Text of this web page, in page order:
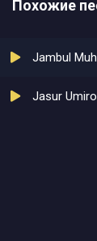
Похожие
Jambul
Jasur